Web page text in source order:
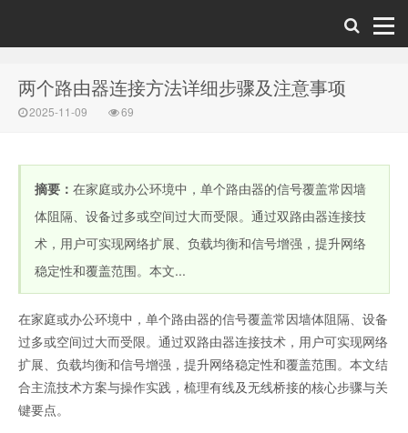
两个路由器连接方法详细步骤及注意事项
2025-11-09 69
摘要： 在家庭或办公环境中，单个路由器的信号覆盖常因墙
体阻隔、设备过多或空间过大而受限。通过双路由器连接技
术，用户可实现网络扩展、负载均衡和信号增强，提升网络
稳定性和覆盖范围。本文...
在家庭或办公环境中，单个路由器的信号覆盖常因墙体阻隔、设备
过多或空间过大而受限。通过双路由器连接技术，用户可实现网络
扩展、负载均衡和信号增强，提升网络稳定性和覆盖范围。本文结
合主流技术方案与操作实践，梳理有线及无线桥接的核心步骤与关
键要点。